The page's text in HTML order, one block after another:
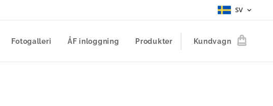
SV
Fotogalleri ÅF inloggning Produkter Kundvagn